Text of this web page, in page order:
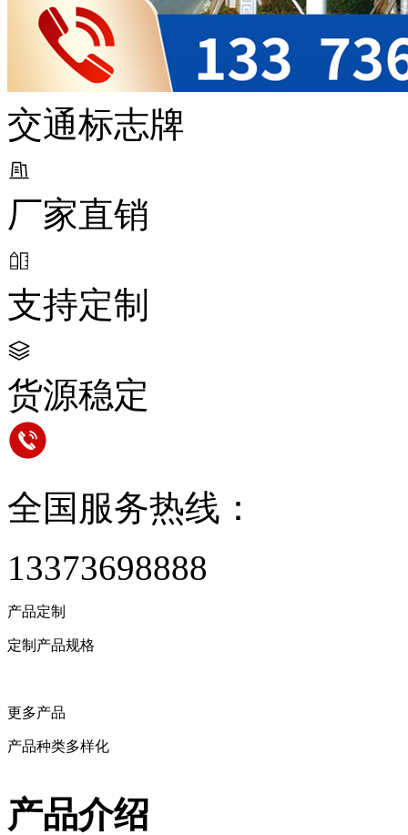
交通标志牌
厂家直销
支持定制
货源稳定
全国服务热线：
13373698888
产品定制
定制产品规格
更多产品
产品种类多样化
产品介绍